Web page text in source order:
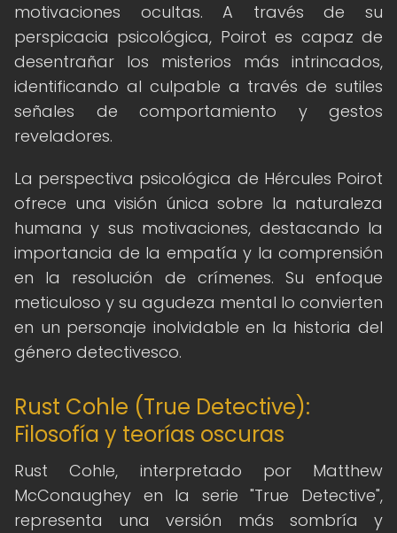
motivaciones ocultas. A través de su
perspicacia psicológica, Poirot es capaz de
desentrañar los misterios más intrincados,
identificando al culpable a través de sutiles
señales de comportamiento y gestos
reveladores.
La perspectiva psicológica de Hércules Poirot
ofrece una visión única sobre la naturaleza
humana y sus motivaciones, destacando la
importancia de la empatía y la comprensión
en la resolución de crímenes. Su enfoque
meticuloso y su agudeza mental lo convierten
en un personaje inolvidable en la historia del
género detectivesco.
Rust Cohle (True Detective):
Filosofía y teorías oscuras
Rust Cohle, interpretado por Matthew
McConaughey en la serie "True Detective",
representa una versión más sombría y